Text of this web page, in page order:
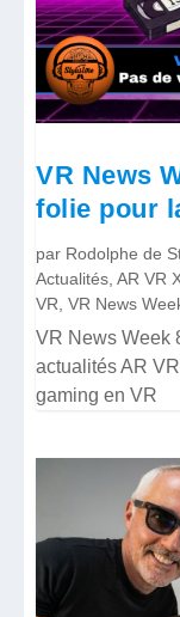
VR News
folie pour
par Rodolphe de
Actualités,AR VR
VR,VR News
VR News Week
actualités AR
gaming en VR